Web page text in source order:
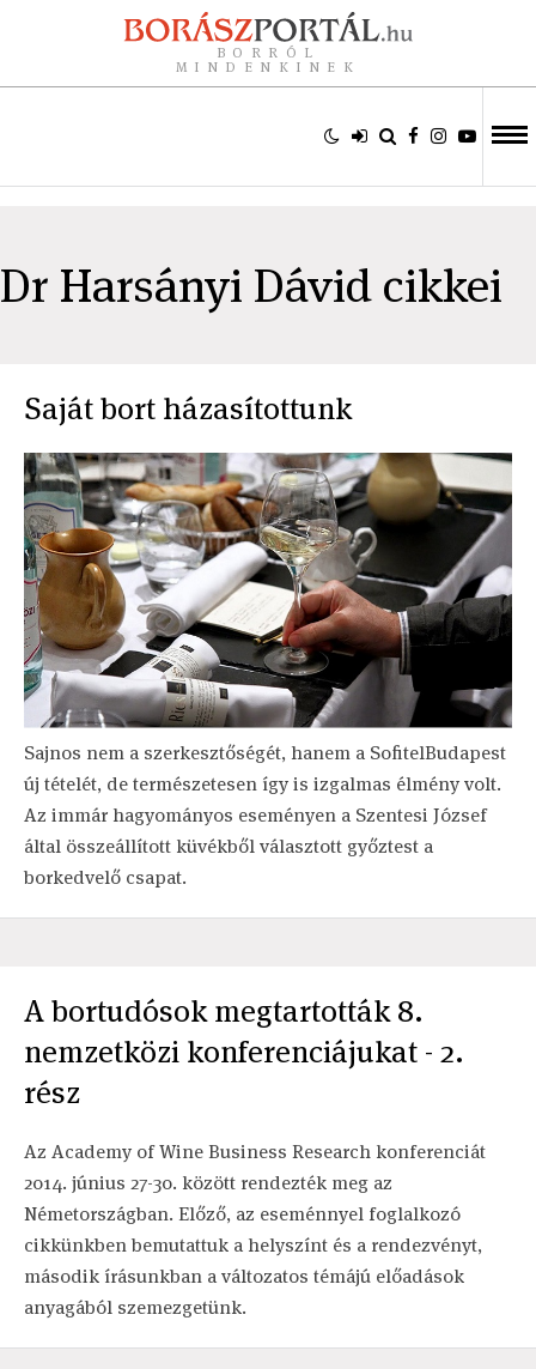
BORRÓL
MINDENKINEK
Dr Harsányi Dávid cikkei
Saját bort házasítottunk
Sajnos nem a szerkesztőségét, hanem a SofitelBudapest
új tételét, de természetesen így is izgalmas élmény volt.
Az immár hagyományos eseményen a Szentesi József
által összeállított küvékből választott győztest a
borkedvelő csapat.
A bortudósok megtartották 8.
nemzetközi konferenciájukat - 2.
rész
Az Academy of Wine Business Research konferenciát
2014. június 27-30. között rendezték meg az
Németországban. Előző, az eseménnyel foglalkozó
cikkünkben bemutattuk a helyszínt és a rendezvényt,
második írásunkban a változatos témájú előadások
anyagából szemezgetünk.